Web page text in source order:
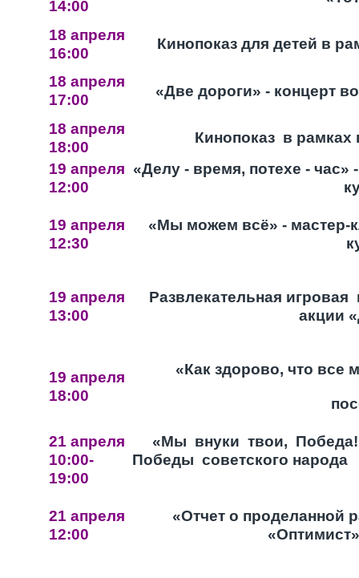
14:00
18 апреля
16:00
Кинопоказ для детей в
18 апреля
17:00
«Две дороги» - концерт
18 апреля
18:00
Кинопоказ в рамках
19 апреля
12:00
«Делу - время, потехе - час»
19 апреля
12:30
«Мы можем всё» - мастер-
19 апреля
13:00
Развлекательная
акции
19 апреля
18:00
«Как здорово, что все
21 апреля
10:00-
19:00
«Мы внуки твои,
Победы советского народа
21 апреля
12:00
«Отчет о проделанной